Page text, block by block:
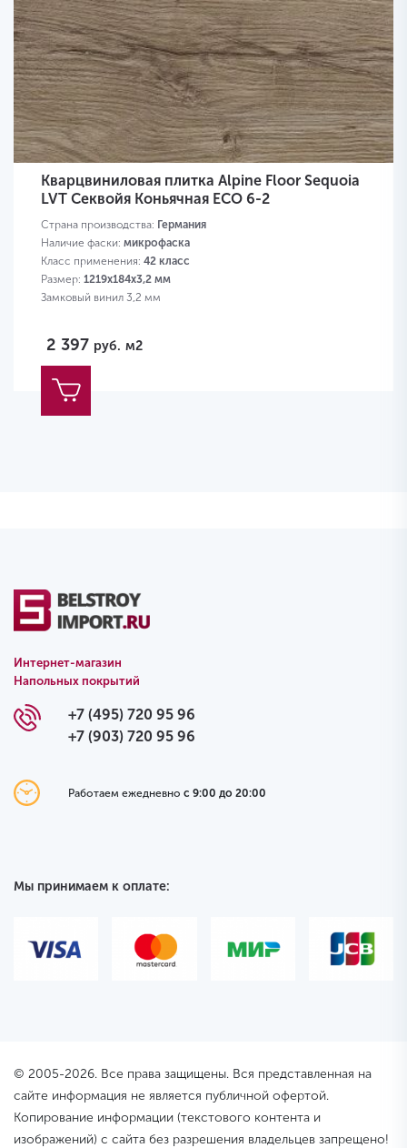
Кварцвиниловая плитка Alpine Floor Sequoia
LVT Секвойя Коньячная ECO 6-2
Страна производства: Германия
Наличие фаски: микрофаска
Класс применения: 42 класс
Размер: 1219х184х3,2 мм
Замковый винил 3,2 мм
2 397 руб. м2
Интернет-магазин
Напольных покрытий
+7 (495) 720 95 96
+7 (903) 720 95 96
Работаем ежедневно с 9:00 до 20:00
Мы принимаем к оплате:
© 2005-2026. Все права защищены. Вся представленная на
сайте информация не является публичной офертой.
Копирование информации (текстового контента и
изображений) с сайта без разрешения владельцев запрещено!